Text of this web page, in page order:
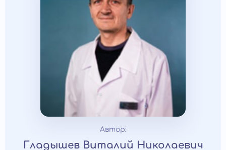
Автор:
Гладышев Виталий Николаевич